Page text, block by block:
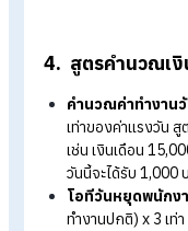
Tips :
ทุกประเภท